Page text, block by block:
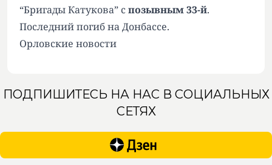
“Бригады Катукова” спозывным 33-й.
Последний погиб на Донбассе.
Орловские новости
ПОДПИШИТЕСЬ НА НАС В СОЦИАЛЬНЫХ
СЕТЯХ